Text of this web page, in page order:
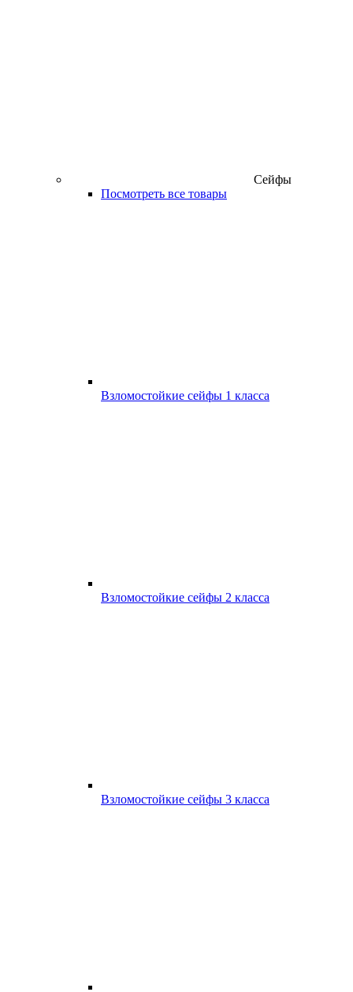
Сейфы
Посмотреть все товары
Взломостойкие сейфы 1 класса
Взломостойкие сейфы 2 класса
Взломостойкие сейфы 3 класса